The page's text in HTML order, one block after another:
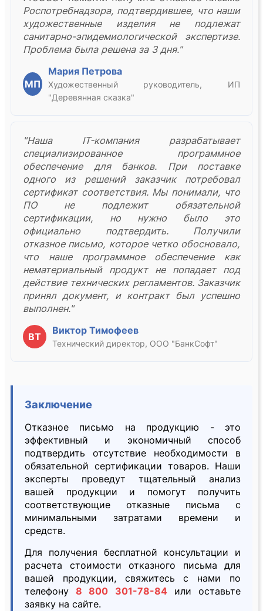
Роспотребнадзора, подтвердившее, что наши
художественные изделия не подлежат
санитарно-эпидемиологической экспертизе.
Проблема была решена за 3 дня."
МП
Мария Петрова
Художественный руководитель, ИП
"Деревянная сказка"
"Наша IT-компания разрабатывает
специализированное программное
обеспечение для банков. При поставке
одного из решений заказчик потребовал
сертификат соответствия. Мы понимали, что
ПО не подлежит обязательной
сертификации, но нужно было это
официально подтвердить. Получили
отказное письмо, которое четко обосновало,
что наше программное обеспечение как
нематериальный продукт не попадает под
действие технических регламентов. Заказчик
принял документ, и контракт был успешно
выполнен."
ВТ
Виктор Тимофеев
Технический директор, ООО "БанкСофт"
Заключение
Отказное письмо на продукцию - это
эффективный и экономичный способ
подтвердить отсутствие необходимости в
обязательной сертификации товаров. Наши
эксперты проведут тщательный анализ
вашей продукции и помогут получить
соответствующие отказные письма с
минимальными затратами времени и
средств.
Для получения бесплатной консультации и
расчета стоимости отказного письма для
вашей продукции, свяжитесь с нами по
телефону8 800 301-78-84или оставьте
заявку на сайте.